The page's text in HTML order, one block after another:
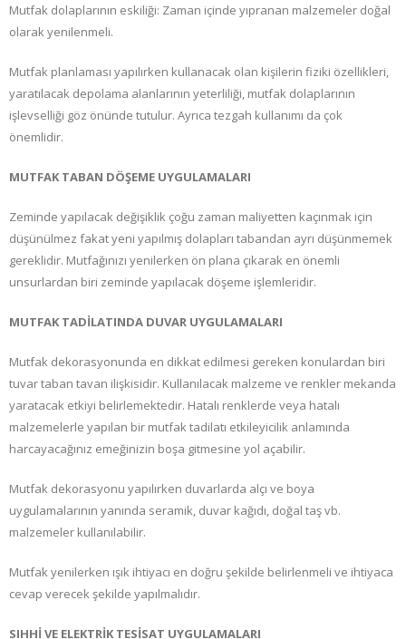
Mutfak dolaplarının eskiliği: Zaman içinde yıpranan malzemeler doğal
olarak yenilenmeli.
Mutfak planlaması yapılırken kullanacak olan kişilerin fiziki özellikleri,
yaratılacak depolama alanlarının yeterliliği, mutfak dolaplarının
işlevselliği göz önünde tutulur. Ayrıca tezgah kullanımı da çok
önemlidir.
MUTFAK TABAN DÖŞEME UYGULAMALARI
Zeminde yapılacak değişiklik çoğu zaman maliyetten kaçınmak için
düşünülmez fakat yeni yapılmış dolapları tabandan ayrı düşünmemek
gereklidir. Mutfağınızı yenilerken ön plana çıkarak en önemli
unsurlardan biri zeminde yapılacak döşeme işlemleridir.
MUTFAK TADİLATINDA DUVAR UYGULAMALARI
Mutfak dekorasyonunda en dikkat edilmesi gereken konulardan biri
tuvar taban tavan ilişkisidir. Kullanılacak malzeme ve renkler mekanda
yaratacak etkiyi belirlemektedir. Hatalı renklerde veya hatalı
malzemelerle yapılan bir mutfak tadilatı etkileyicilik anlamında
harcayacağınız emeğinizin boşa gitmesine yol açabilir.
Mutfak dekorasyonu yapılırken duvarlarda alçı ve boya
uygulamalarının yanında seramik, duvar kağıdı, doğal taş vb.
malzemeler kullanılabilir.
Mutfak yenilerken ışık ihtiyacı en doğru şekilde belirlenmeli ve ihtiyaca
cevap verecek şekilde yapılmalıdır.
SIHHİ VE ELEKTRİK TESİSAT UYGULAMALARI